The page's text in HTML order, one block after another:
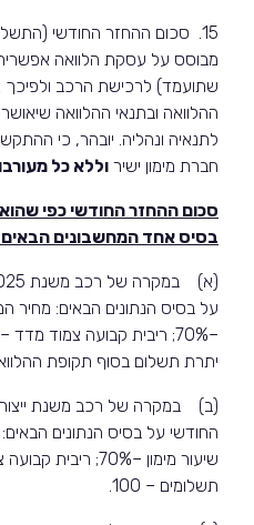
15.
סכום ההחזר החודשי
מבוסס על עסקת הלוואה
שתועמד) לרכישת הרכב ולפיכך
ההלוואה ובתנאי ההלוואה
לתנאיה ונהליה. יובהר, כי
חברת מימון ישיר וללא כל
סכום ההחזר החודשי כפי
בסיס אחד המחשבונים
על בסיס הנתונים הבאים: מחיר
יתרת תשלום בסוף תקופת ההלוואה –
החודשי על בסיס הנתונים
תשלומים – 100.